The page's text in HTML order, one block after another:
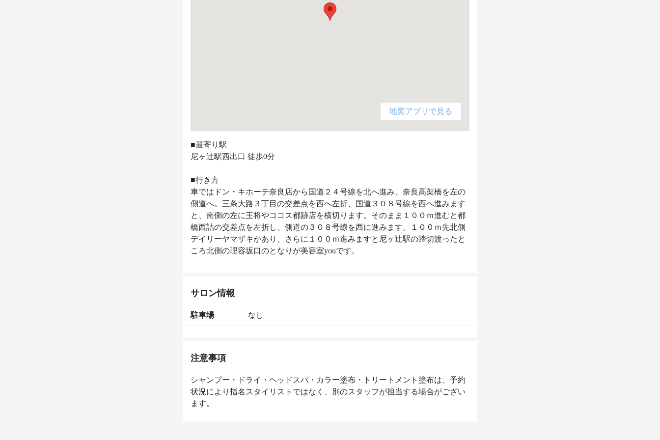
地図アプリで見る
■最寄り駅
尼ヶ辻駅西出口 徒歩0分
■行き方
車ではドン・キホーテ奈良店から国道２４号線を北へ進み、奈良高架橋を左の
側道へ。三条大路３丁目の交差点を西へ左折、国道３０８号線を西へ進みます
と、南側の左に王将やココス都跡店を横切ります。そのまま１００ｍ進むと都
橋西詰の交差点を左折し、側道の３０８号線を西に進みます。１００ｍ先北側
デイリーヤマザキがあり、さらに１００ｍ進みますと尼ヶ辻駅の踏切渡ったと
ころ北側の理容坂口のとなりが美容室youです。
サロン情報
駐車場 なし
注意事項
シャンプー・ドライ・ヘッドスパ・カラー塗布・トリートメント塗布は、予約
状況により指名スタイリストではなく、別のスタッフが担当する場合がござい
ます。